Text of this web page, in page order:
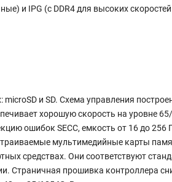
и IPG (с DDR4 для высоких
и SD. Схема управления
хорошую скорость на уровне
ошибок SECC, емкость от 16 до
мультимедийные карты
средствах. Они соответствуют
Страничная прошивка контроллера